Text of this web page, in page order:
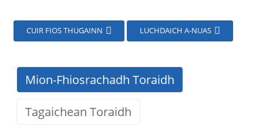
CUIR FIOS THUGAINN LUCHDAICH A-NUAS
Mion-Fhiosrachadh Toraidh
Tagaichean Toraidh